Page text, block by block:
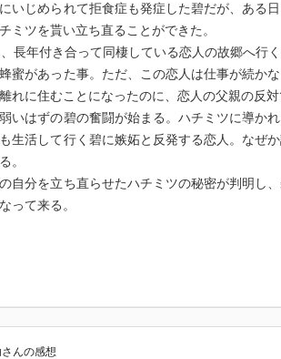
な質問にこんな風に答える女性が主人公とな
人生が終わるとしたら、きっとわたしは、喜ぶ』
そんな女性が、それでも『もうすこしだけが
出会う物語。そんな女の人が『蜂蜜をもうひ
良くなるから』と『蜂蜜』を差し出してくれ
それは、そんな女性が『明日がなくても、今日
を生きていく様を見る物語です。
『もうすこしだけがんばれるかも』と声に出
言う一方で『バスケットから丸いパンを取り
あさのはちみつ』とラベルに書かれた小さな
いじめられて拒食症も発症した碧だが、ある
ミツを貰い立ち直ることができた。
長年付き合って同棲している恋人の故郷へ行
蜜があった事。ただ、この恋人は仕事が続か
れに住むことになったのに、恋人の父親の反対
いはずの碧の奮闘が始まる。ハチミツに導か
生活して行く碧に嫉妬と反発する恋人。なぜ
。
自分を立ち直らせたハチミツの秘密が判明し
って来る。
さんの感想